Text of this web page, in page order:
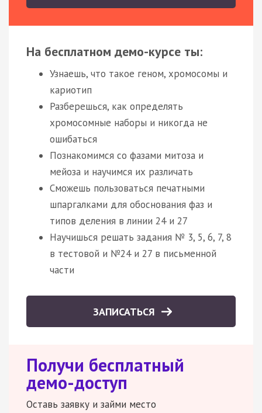
На бесплатном демо-курсе ты:
Узнаешь, что такое геном, хромосомы и
кариотип
Разберешься, как определять
хромосомные наборы и никогда не
ошибаться
Познакомимся со фазами митоза и
мейоза и научимся их различать
Сможешь пользоваться печатными
шпаргалками для обоснования фаз и
типов деления в линии 24 и 27
Научишься решать задания № 3, 5, 6, 7, 8
в тестовой и №24 и 27 в письменной
части
ЗАПИСАТЬСЯ
Получи бесплатный
демо-доступ
Оставь заявку и займи место